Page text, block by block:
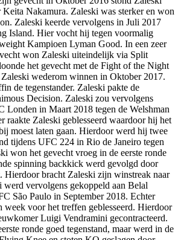
Keita Nakamura. Zaleski was sterker en won
Zaleski keerde vervolgens in Juli 2017
Island. Hier vocht hij tegen voormalig
Kampioen Lyman Good. In een zeer
won Zaleski uiteindelijk via Split
het gevecht met de Fight of the Night
wederom winnen in Oktober 2017.
de tegenstander. Zaleski pakte de
Decision. Zaleski zou vervolgens
Londen in Maart 2018 tegen de Welshman
raakte Zaleski geblesseerd waardoor hij het
moest laten gaan. Hierdoor werd hij twee
tijdens UFC 224 in Rio de Janeiro tegen
won het gevecht vroeg in de eerste ronde
spinning backkick werd gevolgd door
Hierdoor bracht Zaleski zijn winstreak naar
vervolgens gekoppeld aan Belal
São Paulo in September 2018. Echter
week voor het treffen geblesseerd. Hierdoor
Luigi Vendramini gecontracteerd.
ronde goed tegenstand, maar werd in de